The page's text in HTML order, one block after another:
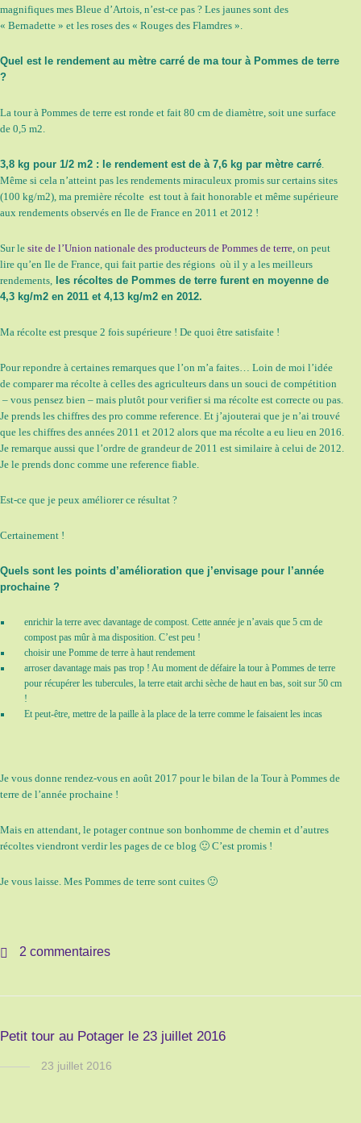
magnifiques mes Bleue d’Artois, n’est-ce pas ? Les jaunes sont des
« Bernadette » et les roses des « Rouges des Flamdres ».
Quel est le rendement au mètre carré de ma tour à Pommes de terre
?
La tour à Pommes de terre est ronde et fait 80 cm de diamètre, soit une surface
de 0,5 m2.
3,8 kg pour 1/2 m2 : le rendement est de à 7,6 kg par mètre carré.
Même si cela n’atteint pas les rendements miraculeux promis sur certains sites
(100 kg/m2), ma première récolte est tout à fait honorable et même supérieure
aux rendements observés en Ile de France en 2011 et 2012 !
Sur le site de l’Union nationale des producteurs de Pommes de terre, on peut
lire qu’en Ile de France, qui fait partie des régions où il y a les meilleurs
rendements, les récoltes de Pommes de terre furent en moyenne de
4,3 kg/m2 en 2011 et 4,13 kg/m2 en 2012.
Ma récolte est presque 2 fois supérieure ! De quoi être satisfaite !
Pour repondre à certaines remarques que l’on m’a faites… Loin de moi l’idée
de comparer ma récolte à celles des agriculteurs dans un souci de compétition
– vous pensez bien – mais plutôt pour verifier si ma récolte est correcte ou pas.
Je prends les chiffres des pro comme reference. Et j’ajouterai que je n’ai trouvé
que les chiffres des années 2011 et 2012 alors que ma récolte a eu lieu en 2016.
Je remarque aussi que l’ordre de grandeur de 2011 est similaire à celui de 2012.
Je le prends donc comme une reference fiable.
Est-ce que je peux améliorer ce résultat ?
Certainement !
Quels sont les points d’amélioration que j’envisage pour l’année
prochaine ?
enrichir la terre avec davantage de compost. Cette année je n’avais que 5 cm de
compost pas mûr à ma disposition. C’est peu !
choisir une Pomme de terre à haut rendement
arroser davantage mais pas trop ! Au moment de défaire la tour à Pommes de terre
pour récupérer les tubercules, la terre etait archi sèche de haut en bas, soit sur 50 cm
!
Et peut-être, mettre de la paille à la place de la terre comme le faisaient les incas
Je vous donne rendez-vous en août 2017 pour le bilan de la Tour à Pommes de
terre de l’année prochaine !
Mais en attendant, le potager contnue son bonhomme de chemin et d’autres
récoltes viendront verdir les pages de ce blog 🙂 C’est promis !
Je vous laisse. Mes Pommes de terre sont cuites 🙂
2 commentaires
Petit tour au Potager le 23 juillet 2016
23 juillet 2016